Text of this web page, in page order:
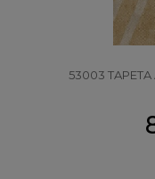
53003 TAPETA